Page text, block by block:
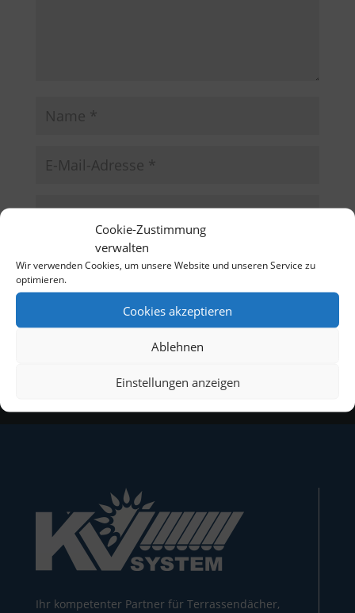
Cookie-Zustimmung
verwalten
Wir verwenden Cookies, um unsere Website und unseren Service zu
optimieren.
Cookies akzeptieren
Ablehnen
Einstellungen anzeigen
Name, E-Mail-Adresse und Website in diesem
Browser für meinen nächsten Kommentar speichern.
Ihr kompetenter Partner für Terrassendächer,